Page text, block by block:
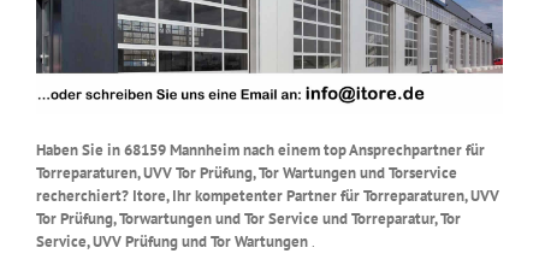
Haben Sie in 68159 Mannheim nach einem top Ansprechpartner für
Torreparaturen, UVV Tor Prüfung, Tor Wartungen und Torservice
recherchiert? Itore, Ihr kompetenter Partner für Torreparaturen, UVV
Tor Prüfung, Torwartungen und Tor Service und Torreparatur, Tor
Service, UVV Prüfung und Tor Wartungen.